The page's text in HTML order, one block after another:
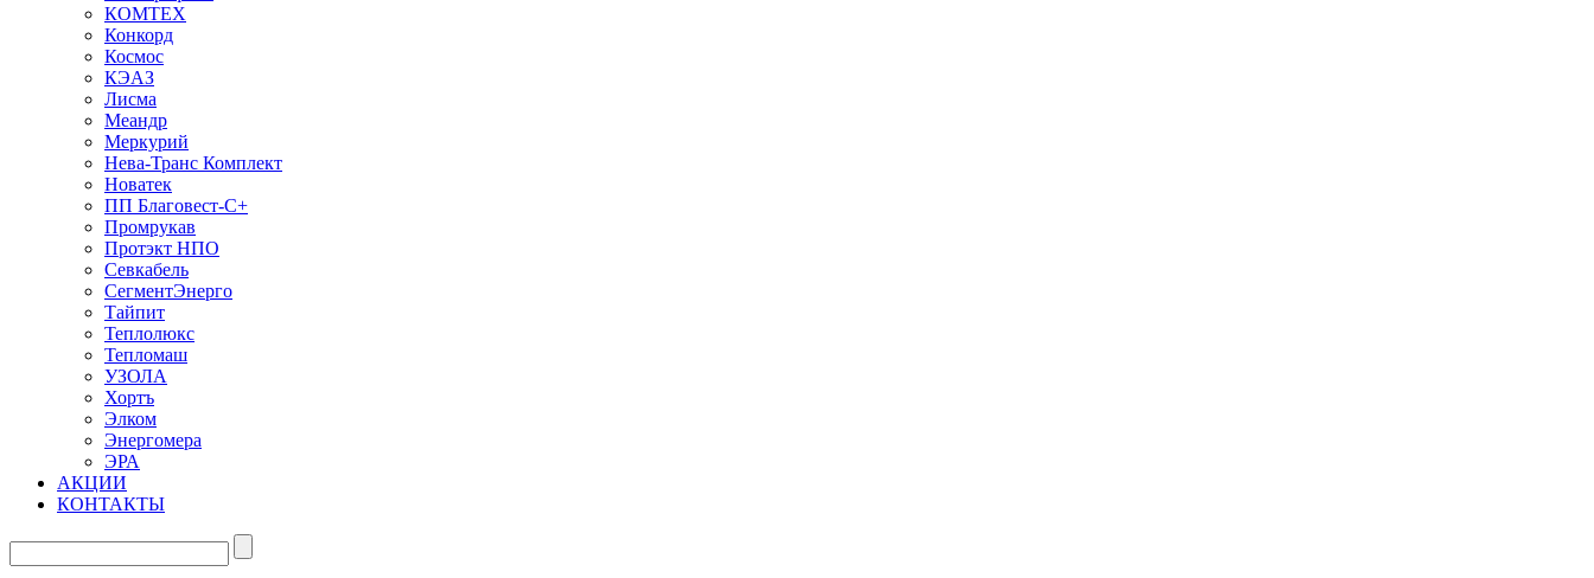
КОМТЕХ
Конкорд
Космос
КЭАЗ
Лисма
Меандр
Меркурий
Нева-Транс Комплект
Новатек
ПП Благовест-С+
Промрукав
Протэкт НПО
Севкабель
СегментЭнерго
Тайпит
Теплолюкс
Тепломаш
УЗОЛА
Хортъ
Элком
Энергомера
ЭРА
АКЦИИ
КОНТАКТЫ